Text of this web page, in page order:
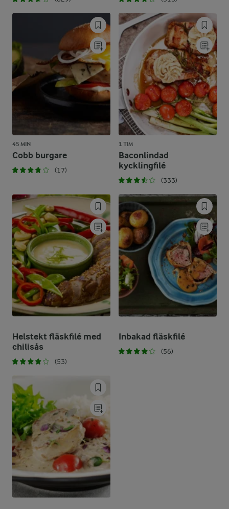
45 MIN
Cobb burgare
(17)
1 TIM
Baconlindad
kycklingfilé
(333)
Helstekt fläskfilé med
chilisås
(53)
Inbakad fläskfilé
(56)